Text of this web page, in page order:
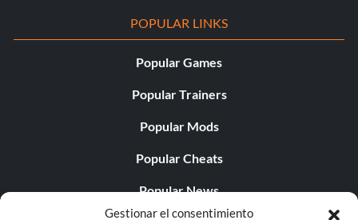
Gestionar el consentimiento
POPULAR LINKS
Popular Games
Popular Trainers
Popular Mods
Popular Cheats
Popular News